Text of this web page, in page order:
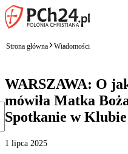
Strona główna Wiadomości
WARSZAWA: O
mówiła Matka
Spotkanie w
1 lipca 2025